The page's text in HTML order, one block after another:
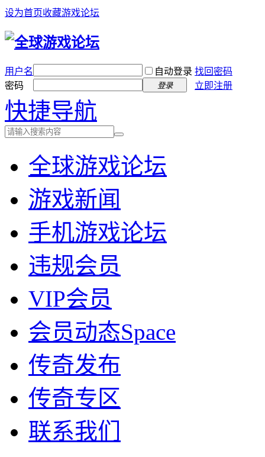
设为首页收藏游戏论坛
用户名 自动登录 找回密码
密码
登录 立即注册
快捷导航
全球游戏论坛
游戏新闻
手机游戏论坛
违规会员
VIP会员
会员动态Space
传奇发布
传奇专区
联系我们